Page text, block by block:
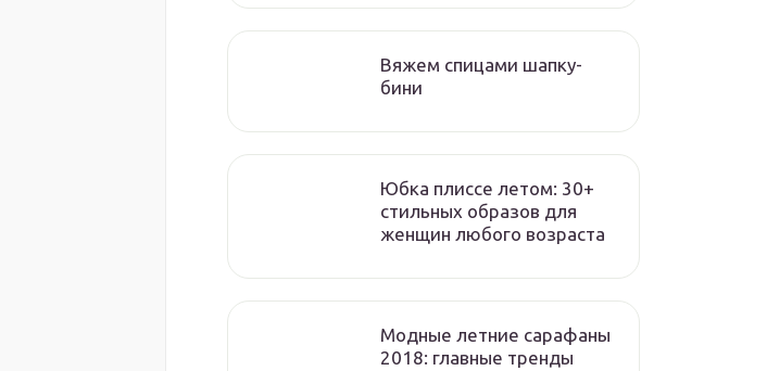
Вяжем спицами шапку-
бини
Юбка плиссе летом: 30+
стильных образов для
женщин любого возраста
Модные летние сарафаны
2018: главные тренды